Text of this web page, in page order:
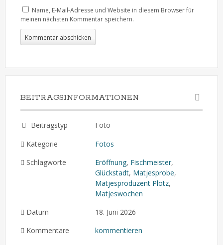
Name, E-Mail-Adresse und Website in diesem Browser für
meinen nächsten Kommentar speichern.
BEITRAGSINFORMATIONEN
Beitragstyp
Foto
Kategorie
Fotos
Schlagworte
Eröffnung, Fischmeister,
Glückstadt, Matjesprobe,
Matjesproduzent Plotz,
Matjeswochen
Datum
18. Juni 2026
Kommentare
kommentieren